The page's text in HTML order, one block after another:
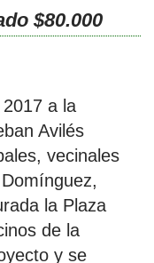
$80.000
a la
Avilés
vecinales
la Plaza
de la
y se